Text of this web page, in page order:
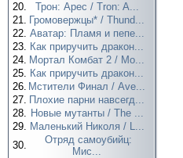
20.
Трон: Арес / Tron: A...
21. Громовержцы* / Thund...
22. Аватар: Пламя и пепе...
23. Как приручить дракон...
24. Мортал Комбат 2 / Mo...
25. Как приручить дракон...
26. Мстители Финал / Ave...
27. Плохие парни навсегд...
28. Новые мутанты / The ...
29. Маленький Николя / L...
30.
Отряд самоубийц:
Мис...